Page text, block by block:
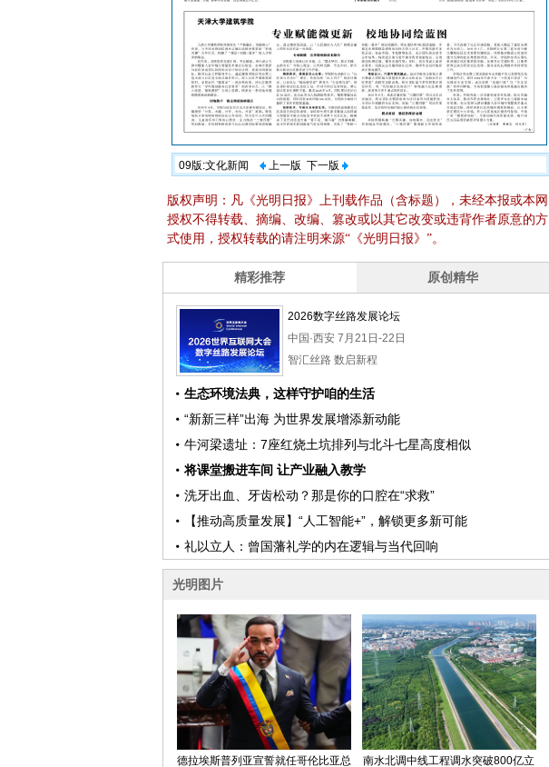
09版:文化新闻 上一版 下一版
版权声明：凡《光明日报》上刊载作品（含标题），未经本报或本网
授权不得转载、摘编、改编、篡改或以其它改变或违背作者原意的方
式使用，授权转载的请注明来源“《光明日报》”。